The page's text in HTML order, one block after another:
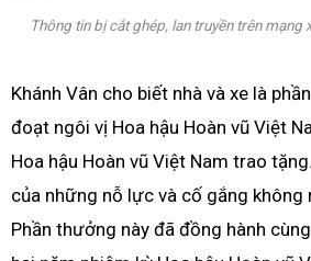
Thông tin bị cắt ghép, lan truyền trên mạng
Khánh Vân cho biết nhà và xe là
đoạt ngôi vị Hoa hậu Hoàn vũ Việt
Hoa hậu Hoàn vũ Việt Nam trao
của những nỗ lực và cố gắng không
Phần thưởng này đã đồng hành